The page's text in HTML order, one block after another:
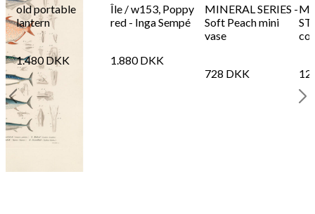
old portable
lantern
1.480DKK
Île / w153, Poppy
red - Inga Sempé
1.880DKK
MINERAL SERIES -
Soft Peach mini
vase
728 DKK